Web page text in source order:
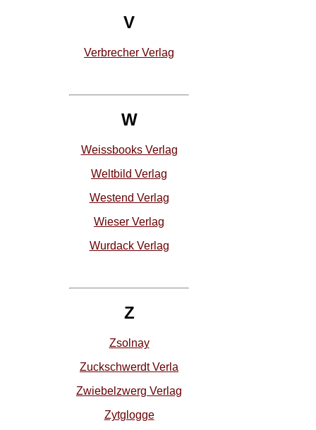
V
Verbrecher Verlag
W
Weissbooks Verlag
Weltbild Verlag
Westend Verlag
Wieser Verlag
Wurdack Verlag
Z
Zsolnay
Zuckschwerdt Verla
Zwiebelzwerg Verlag
Zytglogge